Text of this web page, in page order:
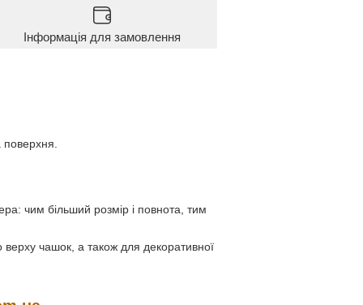
Інформація для замовлення
поверхня.
чим більший розмір і повнота, тим
верху чашок, а також для декоративної